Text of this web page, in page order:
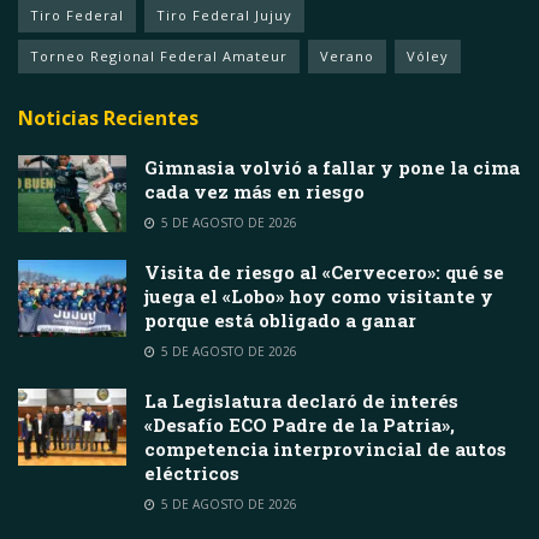
Tiro Federal Tiro Federal Jujuy
Torneo Regional Federal Amateur Verano Vóley
Noticias Recientes
Gimnasia volvió a fallar y pone la cima
cada vez más en riesgo
5 DE AGOSTO DE 2026
Visita de riesgo al «Cervecero»: qué se
juega el «Lobo» hoy como visitante y
porque está obligado a ganar
5 DE AGOSTO DE 2026
La Legislatura declaró de interés
«Desafío ECO Padre de la Patria»,
competencia interprovincial de autos
eléctricos
5 DE AGOSTO DE 2026